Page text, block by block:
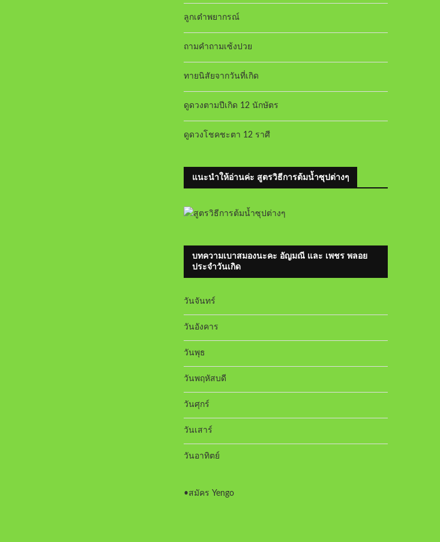
ลูกเต๋าพยากรณ์
ถามคำถามเซ้งปวย
ทายนิสัยจากวันที่เกิด
ดูดวงตามปีเกิด 12 นักษัตร
ดูดวงโชคชะตา 12 ราศี
แนะนำให้อ่านค่ะ สูตรวิธีการต้มน้ำซุปต่างๆ
บทความเบาสมองนะคะ อัญมณี และ เพชร พลอย
ประจำวันเกิด
วันจันทร์
วันอังคาร
วันพุธ
วันพฤหัสบดี
วันศุกร์
วันเสาร์
วันอาทิตย์
•สมัคร Yengo